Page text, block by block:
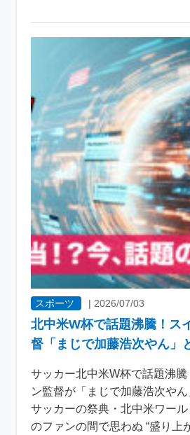
スポーツ | 2026/07/03
北中米W杯で話題沸騰！ス
督「まじで加藤浩次やん」
サッカー北中米W杯で話題沸
ン監督が「まじで加藤浩次や
サッカーの祭典・北中米ワー
のファンの間で思わぬ “盛り上